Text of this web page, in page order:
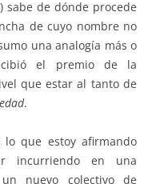
sabe de dónde procede
de cuyo nombre no
una analogía más o
el premio de la
que estar al tanto de
.
que estoy afirmando
incurriendo en una
nuevo colectivo de